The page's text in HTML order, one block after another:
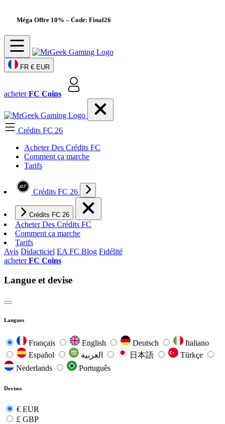
Méga Offre 10% – Code: Final26
FR € EUR
acheterFC Coins
Crédits FC 26
Acheter Des Crédits FC
Comment ça marche
Tarifs
Crédits FC 26
Crédits FC 26
Acheter Des Crédits FC
Comment ça marche
Tarifs
Avis Didacticiel EA FC Blog Fidélité
acheterFC Coins
Langue et devise
Langues
Français English Deutsch
Italiano
Español
日本語
Türkçe
Nederlands
Português
Devises
€ EUR
£ GBP